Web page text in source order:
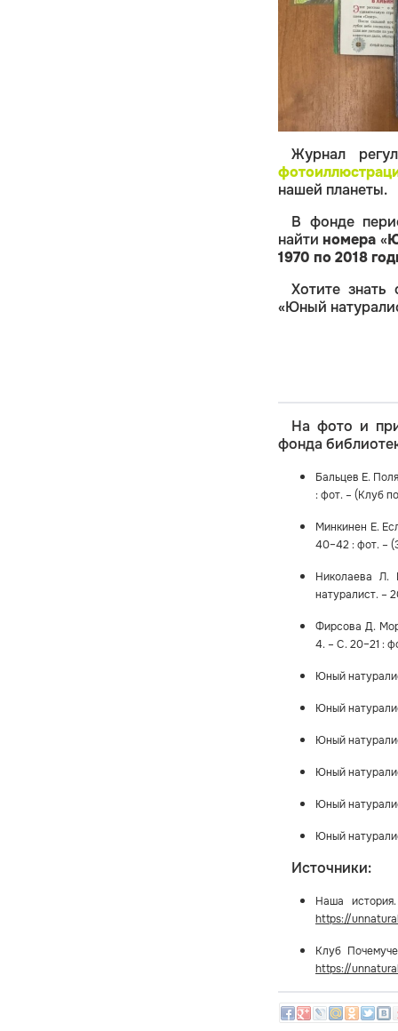
Журнал
нашей планеты.
В фонде
найтиномера «
1970 по 2018
Хотите
«Юный
На фото и
фонда
Бальцев Е.
: фот. – (Клуб
Минкинен Е.
40–42 : фот. –
Николаева
натуралист. –
Фирсова Д.
4. – С. 20–21 :
Юный
Юный
Юный
Юный
Юный
Юный
Источники:
Наша
https://
Клуб
https://